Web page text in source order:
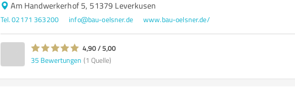
Am Handwerkerhof 5, 51379 Leverkusen
Tel. 02171 363200 info@bau-oelsner.de www.bau-oelsner.de/
4,90 / 5,00
35 Bewertungen (1 Quelle)